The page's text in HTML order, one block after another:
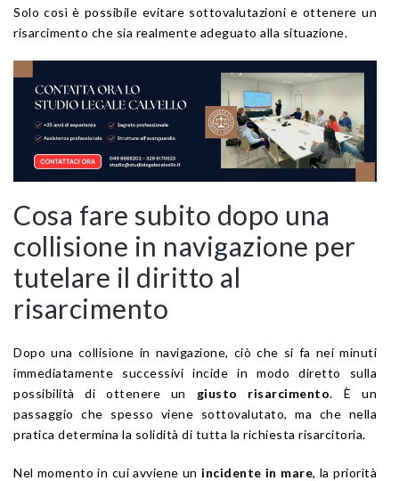
Solo così è possibile evitare sottovalutazioni e ottenere un
risarcimento che sia realmente adeguato alla situazione.
Cosa fare subito dopo una
collisione in navigazione per
tutelare il diritto al
risarcimento
Dopo una collisione in navigazione, ciò che si fa nei minuti
immediatamente successivi incide in modo diretto sulla
possibilità di ottenere un giusto risarcimento. È un
passaggio che spesso viene sottovalutato, ma che nella
pratica determina la solidità di tutta la richiesta risarcitoria.
Nel momento in cui avviene un incidente in mare, la priorità